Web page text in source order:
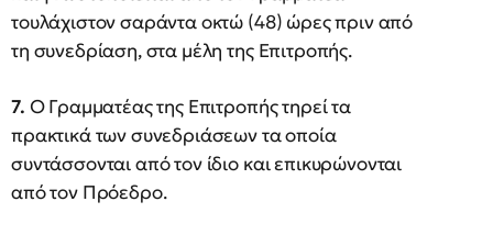
τουλάχιστον σαράντα οκτώ (48) ώρες πριν από
τη συνεδρίαση, στα μέλη της Επιτροπής.
7. Ο Γραμματέας της Επιτροπής τηρεί τα
πρακτικά των συνεδριάσεων τα οποία
συντάσσονται από τον ίδιο και επικυρώνονται
από τον Πρόεδρο.